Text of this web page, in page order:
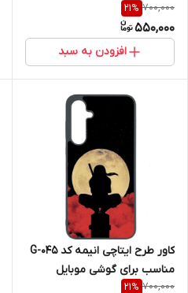
سامسونگ Galaxy A36
700,000
21%
550,000
افزودن به سبد
کاور طرح ایتاچی انیمه کد G-045
مناسب برای گوشی موبایل
سامسونگ Galaxy A36
700,000
21%